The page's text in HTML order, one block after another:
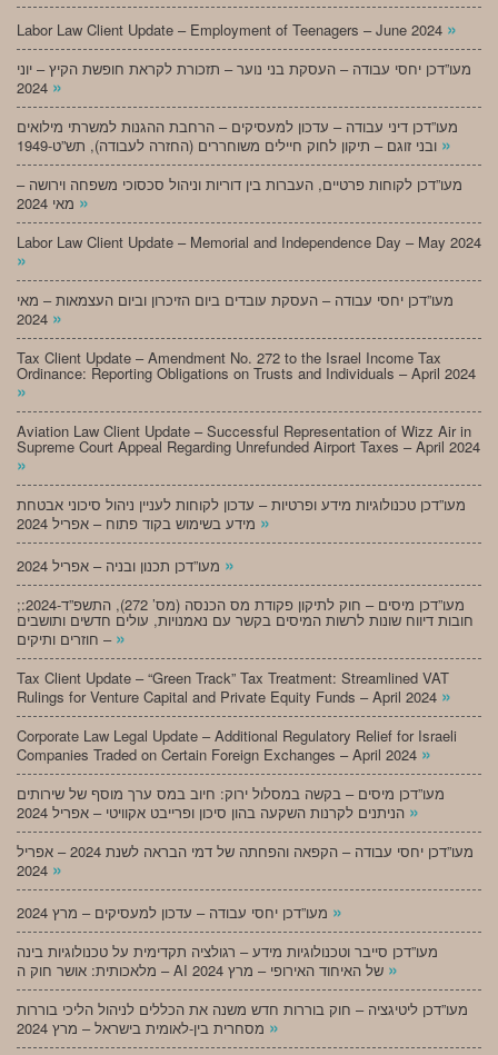
Labor Law Client Update – Employment of Teenagers – June 2024 »
מעו”דכן יחסי עבודה – העסקת בני נוער – תזכורת לקראת חופשת הקיץ – יוני
»
מעו”דכן דיני עבודה – עדכון למעסיקים – הרחבת ההגנות למשרתי מילואים
»
מעו”דכן לקוחות פרטיים, העברות בין דוריות וניהול סכסוכי משפחה וירושה –
»
Labor Law Client Update – Memorial and Independence Day – May 2024
»
מעו”דכן יחסי עבודה – העסקת עובדים ביום הזיכרון וביום העצמאות – מאי
»
Tax Client Update – Amendment No. 272 to the Israel Income Tax
Ordinance: Reporting Obligations on Trusts and Individuals – April 2024
»
Aviation Law Client Update – Successful Representation of Wizz Air in
Supreme Court Appeal Regarding Unrefunded Airport Taxes – April 2024
»
מעו”דכן טכנולוגיות מידע ופרטיות – עדכון לקוחות לעניין ניהול סיכוני אבטחת
»
»
;מעו”דכן מיסים – חוק לתיקון פקודת מס הכנסה (מס’ 272), התשפ”ד-2024:
חובות דיווח שונות לרשות המיסים בקשר עם נאמנויות, עולים חדשים ותושבים
חוזרים ותיקים – »
Tax Client Update – “Green Track” Tax Treatment: Streamlined VAT
Rulings for Venture Capital and Private Equity Funds – April 2024 »
Corporate Law Legal Update – Additional Regulatory Relief for Israeli
Companies Traded on Certain Foreign Exchanges – April 2024 »
מעו”דכן מיסים – בקשה במסלול ירוק: חיוב במס ערך מוסף של שירותים
»
מעו”דכן יחסי עבודה – הקפאה והפחתה של דמי הבראה לשנת 2024 – אפריל
»
»
מעו”דכן סייבר וטכנולוגיות מידע – רגולציה תקדימית על טכנולוגיות בינה
»
מעו”דכן ליטיגציה – חוק בוררות חדש משנה את הכללים לניהול הליכי בוררות
»